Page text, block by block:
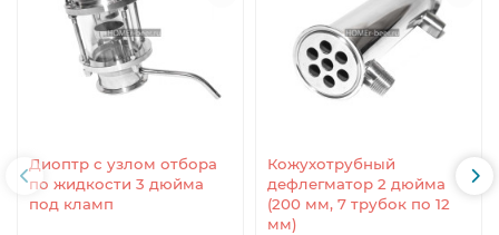
Диоптр с узлом отбора
по жидкости 3 дюйма
под кламп
Кожухотрубный
дефлегматор 2 дюйма
(200 мм, 7 трубок по 12
мм)